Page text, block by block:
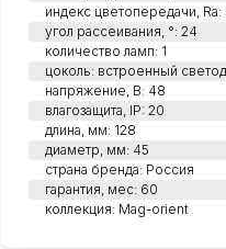
индекс цветопередачи, Ra:
угол рассеивания, °: 24
количество ламп: 1
цоколь: встроенный
напряжение, В: 48
влагозащита, IP: 20
длина, мм: 128
диаметр, мм: 45
страна бренда: Россия
гарантия, мес: 60
коллекция: Mag-orient